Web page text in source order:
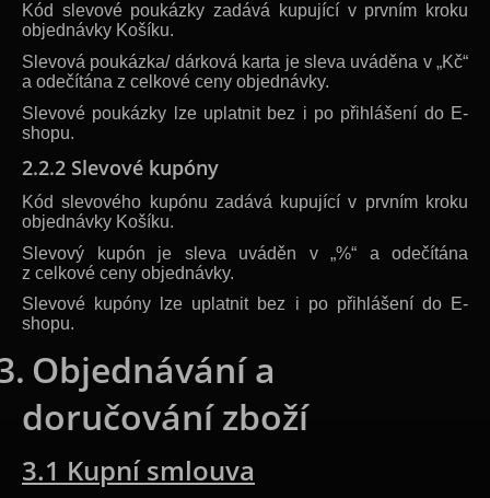
Kód slevové poukázky zadává kupující v prvním kroku
objednávky Košíku.
Slevová poukázka/ dárková karta je sleva uváděna v „Kč“
a odečítána z celkové ceny objednávky.
Slevové poukázky lze uplatnit bez i po přihlášení do E-
shopu.
2.2.2 Slevové kupóny
Kód slevového kupónu zadává kupující v prvním kroku
objednávky Košíku.
Slevový kupón je sleva uváděn v „%“ a odečítána
z celkové ceny objednávky.
Slevové kupóny lze uplatnit bez i po přihlášení do E-
shopu.
Objednávání a
doručování zboží
3.1 Kupní smlouva